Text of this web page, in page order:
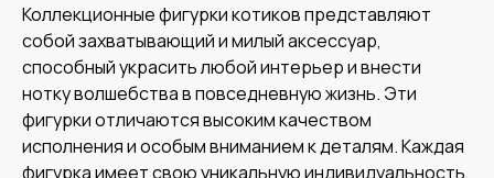
Коллекционные фигурки котиков представляют
собой захватывающий и милый аксессуар,
способный украсить любой интерьер и внести
нотку волшебства в повседневную жизнь. Эти
фигурки отличаются высоким качеством
исполнения и особым вниманием к деталям. Каждая
фигурка имеет свою уникальную индивидуальность,